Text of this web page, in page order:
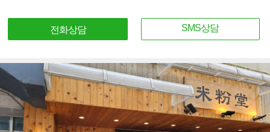
전화상담 SMS상담